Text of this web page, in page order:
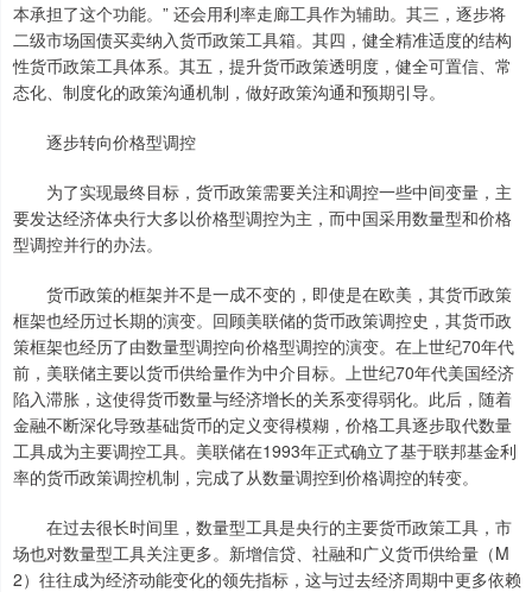
本承担了这个功能。” 还会用利率走廊工具作为辅助。其三，逐步将
二级市场国债买卖纳入货币政策工具箱。其四，健全精准适度的结构
性货币政策工具体系。其五，提升货币政策透明度，健全可置信、常
态化、制度化的政策沟通机制，做好政策沟通和预期引导。
逐步转向价格型调控
为了实现最终目标，货币政策需要关注和调控一些中间变量，主
要发达经济体央行大多以价格型调控为主，而中国采用数量型和价格
型调控并行的办法。
货币政策的框架并不是一成不变的，即使是在欧美，其货币政策
框架也经历过长期的演变。回顾美联储的货币政策调控史，其货币政
策框架也经历了由数量型调控向价格型调控的演变。在上世纪70年代
前，美联储主要以货币供给量作为中介目标。上世纪70年代美国经济
陷入滞胀，这使得货币数量与经济增长的关系变得弱化。此后，随着
金融不断深化导致基础货币的定义变得模糊，价格工具逐步取代数量
工具成为主要调控工具。美联储在1993年正式确立了基于联邦基金利
率的货币政策调控机制，完成了从数量调控到价格调控的转变。
在过去很长时间里，数量型工具是央行的主要货币政策工具，市
场也对数量型工具关注更多。新增信贷、社融和广义货币供给量（M
2）往往成为经济动能变化的领先指标，这与过去经济周期中更多依赖